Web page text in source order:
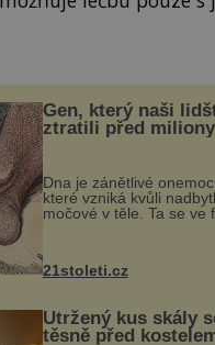
Gen, který naši
ztratili před
mohl pomoci s
„nemoci králů“
Dna je zánětlivé
které vzniká kvůli
močové v těle. Ta se ve
nohou, a způsobuje
21stoleti.cz
Utržený kus skály
těsně před